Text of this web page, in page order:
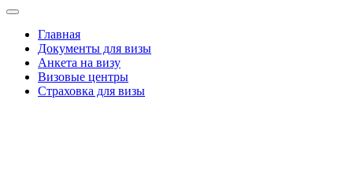
Главная
Документы для визы
Анкета на визу
Визовые центры
Страховка для визы